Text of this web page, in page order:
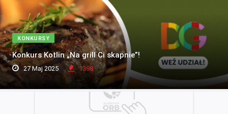
KONKURSY
Konkurs Kotlin „Na grill Ci skapnie”!
27 Maj 2025 1398